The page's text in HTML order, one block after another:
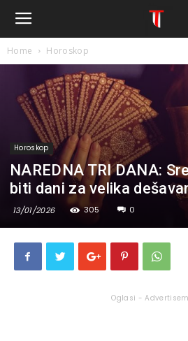
Home Horoskop
Horoskop
NAREDNA TRI DANA:
biti dani za velika
13/01/2026 305 0
Oglasi -